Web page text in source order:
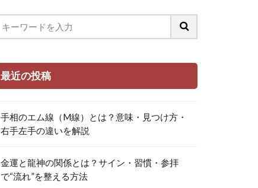
最近の投稿
手相のエム線（M線）とは？意味・見つけ方・
右手左手の違いを解説
金運と龍神の関係とは？サイン・習慣・参拝
で“流れ”を整える方法